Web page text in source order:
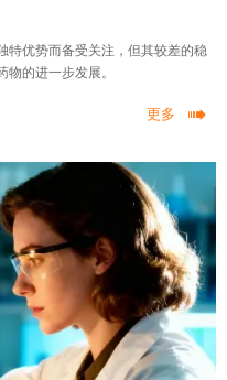
特优势而备受关注，但其较差的稳
的进一步发展。
更多 